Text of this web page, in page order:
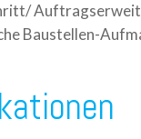
Baustellen-